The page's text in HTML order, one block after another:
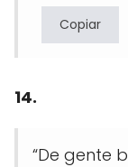
Copiar
14.
“De gente